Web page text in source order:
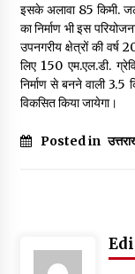
इसके अलावा 85 किमी.
का निर्माण भी इस
उपनगरीय क्षेत्रों की
लिए 150 एम.एल.डी.
निर्माण से बनने वाली
विकसित किया जायेगा।
Posted in